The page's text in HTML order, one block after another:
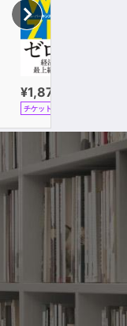
¥1,870
チケット